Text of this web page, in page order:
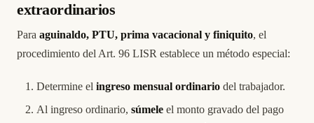
extraordinarios
Para aguinaldo, PTU, prima vacacional y finiquito, el
procedimiento del Art. 96 LISR establece un método especial:
Determine el ingreso mensual ordinario del trabajador.
Al ingreso ordinario, súmele el monto gravado del pago